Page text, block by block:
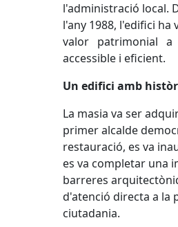
l'administració local.
l'any 1988, l'edifici
valor patrimonial a
accessible i eficient.
Un edifici amb
La masia va ser
primer alcalde
restauració, es va
es va completar una
barreres
d'atenció directa a la
ciutadania.